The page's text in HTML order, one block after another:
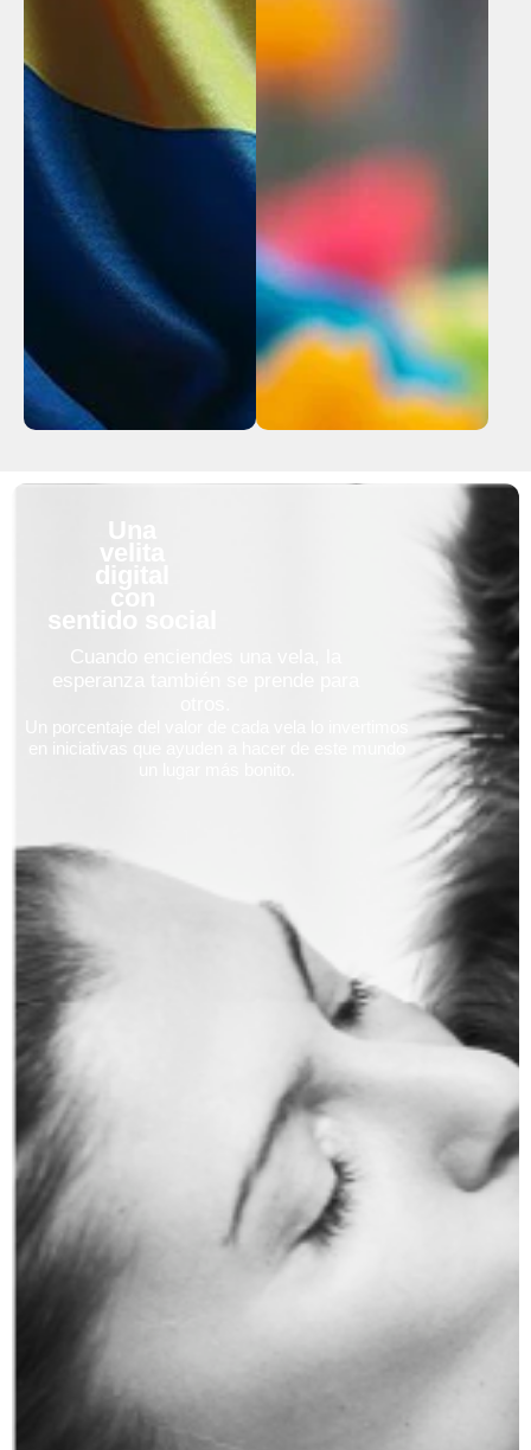
sentido social
Cuando enciendes una vela, la
esperanza también se prende para